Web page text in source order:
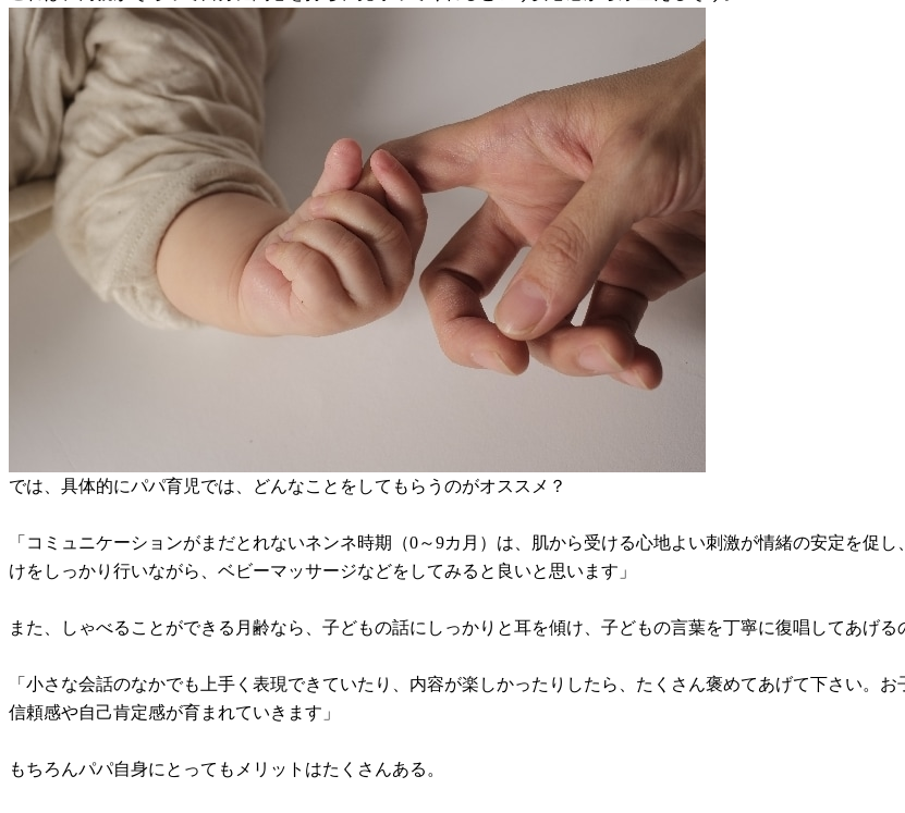
では、具体的にパパ育児では、どんなことをしてもらうのがオススメ？
「コミュニケーションがまだとれないネンネ時期（0～9カ月）は、肌から受ける心地よい刺激が情緒の安定を促
けをしっかり行いながら、ベビーマッサージなどをしてみると良いと思います」
また、しゃべることができる月齢なら、子どもの話にしっかりと耳を傾け、子どもの言葉を丁寧に復唱してあげる
「小さな会話のなかでも上手く表現できていたり、内容が楽しかったりしたら、たくさん褒めてあげて下さい。
信頼感や自己肯定感が育まれていきます」
もちろんパパ自身にとってもメリットはたくさんある。